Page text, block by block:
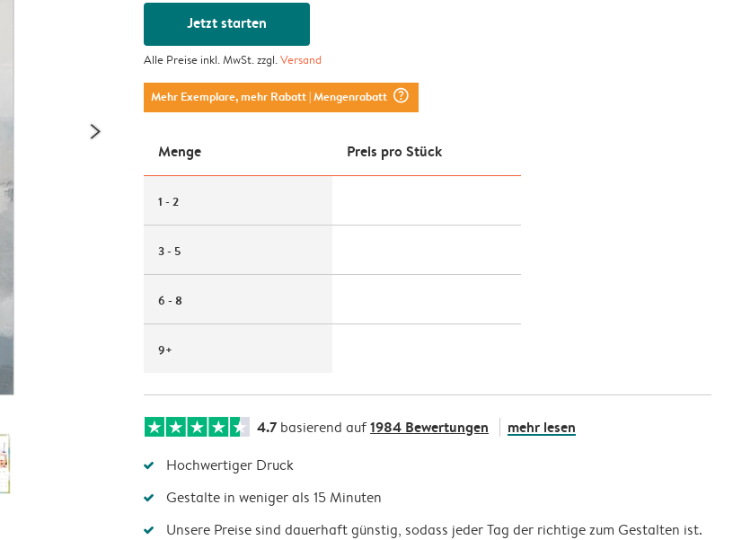
Jetzt starten
Alle Preise inkl. MwSt. zzgl.Versand
Mehr Exemplare, mehr Rabatt| Mengenrabatt question_mark_circle
Menge Preis pro Stück
1 - 2
3 - 5
6 - 8
9+
4.7 basierend auf1984 Bewertungen mehr lesen
Hochwertiger Druck
Gestalte in weniger als 15 Minuten
Unsere Preise sind dauerhaft günstig, sodass jeder Tag der richtige zum Gestalten ist.